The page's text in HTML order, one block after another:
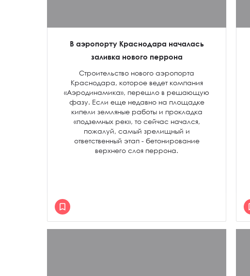
В аэропорту Краснодара началась
заливка нового перрона
Строительство нового аэропорта
Краснодара, которое ведет компания
«Аэродинамика», перешло в решающую
фазу. Если еще недавно на площадке
кипели земляные работы и прокладка
«подземных рек», то сейчас начался,
пожалуй, самый зрелищный и
ответственный этап - бетонирование
верхнего слоя перрона.